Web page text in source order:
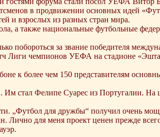
в продвижении основных идей
и взрослых из разных стран мира.
а также национальные футбольные
побороться за звание победителя
Лиги чемпионов УЕФА на стадионе
к более чем 150 представителям
стал Фелипе Суарес из Португалии. На
„Футбол для дружбы“ получил очень
Лично для меня проект ценен прежде